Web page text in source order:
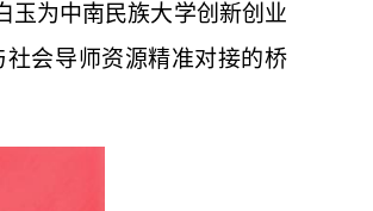
玉为中南民族大学创新创业
会导师资源精准对接的桥